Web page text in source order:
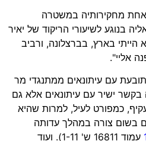
מחקירותיה במשטרה
בנוגע לשיעורי הריקוד של יאיר
הייתי בארץ, בברצלונה, ורביב
אליי".
עם עיתונאים ממתנגדי מר
ישיר עם עיתונאים אלא גם
כמפורט לעיל, למרות שהיא
בשום צורה במהלך עדותה
עמוד 16811 ש' 1-11). ועוד